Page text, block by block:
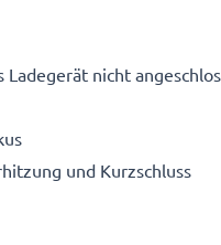
Ladegerät nicht
und Kurzschluss